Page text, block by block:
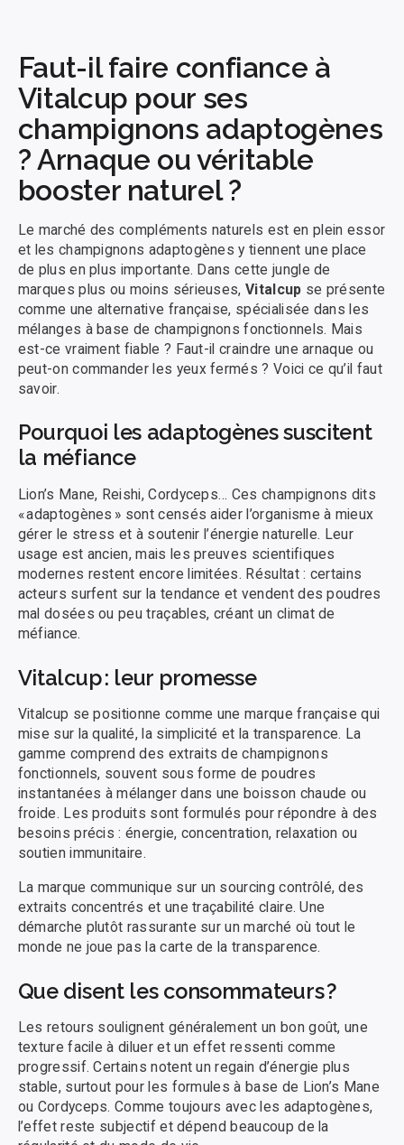
Faut-il faire confiance à
Vitalcup pour ses
champignons adaptogènes
? Arnaque ou véritable
booster naturel ?
Le marché des compléments naturels est en plein essor
et les champignons adaptogènes y tiennent une place
de plus en plus importante. Dans cette jungle de
marques plus ou moins sérieuses,Vitalcup se présente
comme une alternative française, spécialisée dans les
mélanges à base de champignons fonctionnels. Mais
est-ce vraiment fiable ? Faut-il craindre une arnaque ou
peut-on commander les yeux fermés ? Voici ce qu’il faut
savoir.
Pourquoi les adaptogènes suscitent
la méfiance
Lion’s Mane, Reishi, Cordyceps… Ces champignons dits
« adaptogènes » sont censés aider l’organisme à mieux
gérer le stress et à soutenir l’énergie naturelle. Leur
usage est ancien, mais les preuves scientifiques
modernes restent encore limitées. Résultat : certains
acteurs surfent sur la tendance et vendent des poudres
mal dosées ou peu traçables, créant un climat de
méfiance.
Vitalcup : leur promesse
Vitalcup se positionne comme une marque française qui
mise sur la qualité, la simplicité et la transparence. La
gamme comprend des extraits de champignons
fonctionnels, souvent sous forme de poudres
instantanées à mélanger dans une boisson chaude ou
froide. Les produits sont formulés pour répondre à des
besoins précis : énergie, concentration, relaxation ou
soutien immunitaire.
La marque communique sur un sourcing contrôlé, des
extraits concentrés et une traçabilité claire. Une
démarche plutôt rassurante sur un marché où tout le
monde ne joue pas la carte de la transparence.
Que disent les consommateurs ?
Les retours soulignent généralement un bon goût, une
texture facile à diluer et un effet ressenti comme
progressif. Certains notent un regain d’énergie plus
stable, surtout pour les formules à base de Lion’s Mane
ou Cordyceps. Comme toujours avec les adaptogènes,
l’effet reste subjectif et dépend beaucoup de la